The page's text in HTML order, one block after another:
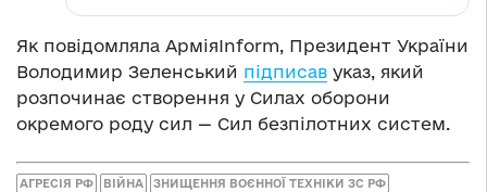
Як повідомляла АрміяInform, Президент України
Володимир Зеленський підписав указ, який
розпочинає створення у Силах оборони
окремого роду сил — Сил безпілотних систем.
АГРЕСІЯ РФ ВІЙНА ЗНИЩЕННЯ ВОЄННОЇ ТЕХНІКИ ЗС РФ